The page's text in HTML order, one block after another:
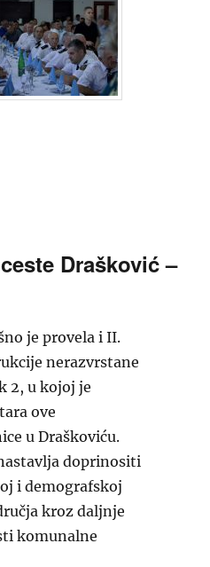
Drašković –
je provela i II.
nerazvrstane
2, u kojoj je
ove
u Draškoviću.
doprinositi
i demografskoj
kroz daljnje
komunalne